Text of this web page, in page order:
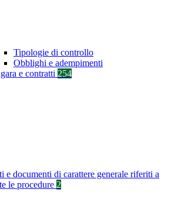
Tipologie di controllo
Obblighi e adempimenti
e contratti 254
e documenti di carattere generale riferiti a
le procedure 2